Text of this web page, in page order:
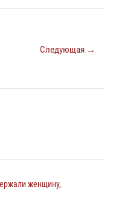
Следующая →
женщину,